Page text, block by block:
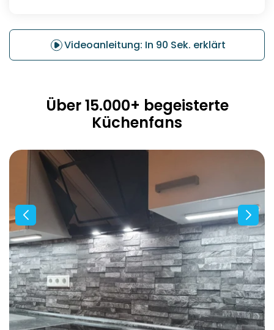
Videoanleitung: In 90 Sek. erklärt
Über 15.000+ begeisterte
Küchenfans